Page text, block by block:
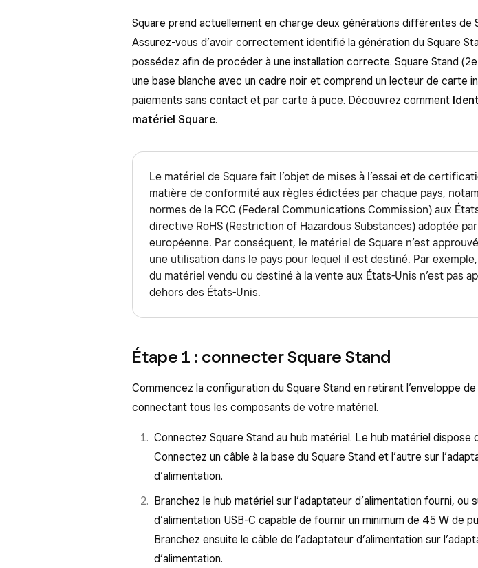
Square prend actuellement en charge deux générations différentes de
Assurez-vous d’avoir correctement identifié la génération du Square
possédez afin de procéder à une installation correcte. Square Stand
une base blanche avec un cadre noir et comprend un lecteur de carte
paiements sans contact et par carte à puce. Découvrez comment
matériel Square.
Le matériel de Square fait l’objet de mises à l’essai et de
matière de conformité aux règles édictées par chaque pays,
normes de la FCC (Federal Communications Commission) aux
directive RoHS (Restriction of Hazardous Substances) adoptée par
européenne. Par conséquent, le matériel de Square n’est
une utilisation dans le pays pour lequel il est destiné. Par
du matériel vendu ou destiné à la vente aux États-Unis n’est pas
dehors des États-Unis.
Étape 1 : connecter Square Stand
Commencez la configuration du Square Stand en retirant l’enveloppe
connectant tous les composants de votre matériel.
Connectez Square Stand au hub matériel. Le hub matériel dispose
Connectez un câble à la base du Square Stand et l’autre sur
d’alimentation.
Branchez le hub matériel sur l’adaptateur d’alimentation fourni, ou
d’alimentation USB-C capable de fournir un minimum de 45 W de
Branchez ensuite le câble de l’adaptateur d’alimentation sur
d’alimentation.